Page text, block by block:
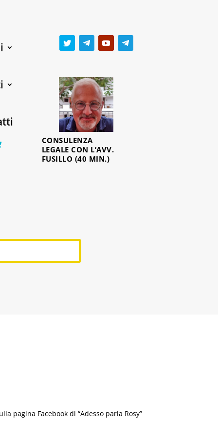
CONSULENZA
LEGALE CON L’AVV.
FUSILLO (40 MIN.)
pagina Facebook di “Adesso parla Rosy”